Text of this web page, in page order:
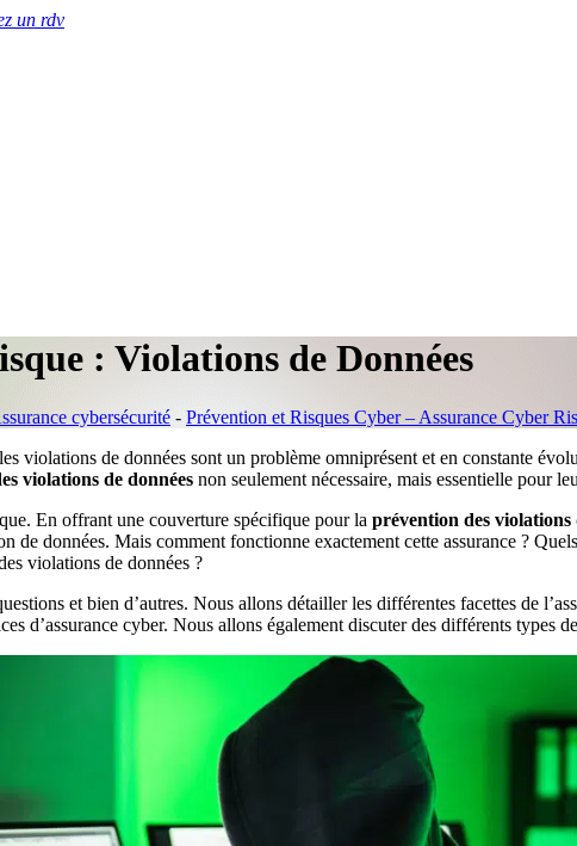
un rdv
: Violations de Données
cybersécurité - Prévention et Risques Cyber – Assurance Cyber
violations de données sont un problème omniprésent et en constante
violations de données non seulement nécessaire, mais essentielle pour
En offrant une couverture spécifique pour la prévention des violations
de données. Mais comment fonctionne exactement cette assurance ?
violations de données ?
et bien d’autres. Nous allons détailler les différentes facettes de
d’assurance cyber. Nous allons également discuter des différents types